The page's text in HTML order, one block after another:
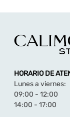
comodidad
resistentes,
HORARIO DE
Lunes a viernes:
09:00 - 12:00
14:00 - 17:00